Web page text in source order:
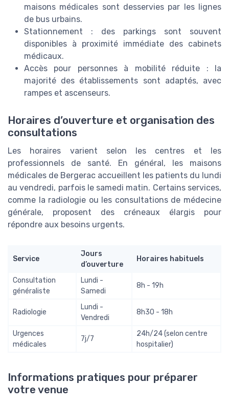
maisons médicales sont desservies par les lignes
de bus urbains.
Stationnement : des parkings sont souvent
disponibles à proximité immédiate des cabinets
médicaux.
Accès pour personnes à mobilité réduite : la
majorité des établissements sont adaptés, avec
rampes et ascenseurs.
Horaires d’ouverture et organisation des
consultations
Les horaires varient selon les centres et les
professionnels de santé. En général, les maisons
médicales de Bergerac accueillent les patients du lundi
au vendredi, parfois le samedi matin. Certains services,
comme la radiologie ou les consultations de médecine
générale, proposent des créneaux élargis pour
répondre aux besoins urgents.
Service
Jours
d’ouverture
Horaires habituels
Consultation
généraliste
Lundi -
Samedi
8h - 19h
Radiologie
Lundi -
Vendredi
8h30 - 18h
Urgences
médicales
7j/7
24h/24 (selon centre
hospitalier)
Informations pratiques pour préparer
votre venue